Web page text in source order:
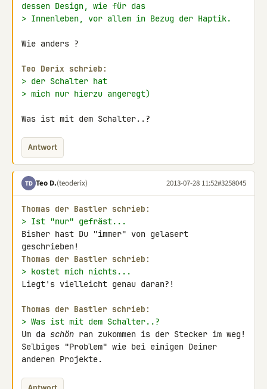
dessen Design, wie für das
> Innenleben, vor allem in Bezug der Haptik.
Wie anders ?
Teo Derix schrieb:
> der Schalter hat
> mich nur hierzu angeregt)
Was ist mit dem Schalter..?
Antwort
TD Teo D.(teoderix) 2013-07-28 11:52#3258045
Thomas der Bastler schrieb:
> Ist "nur" gefräst...
Bisher hast Du "immer" von gelasert
Thomas der Bastler schrieb:
> kostet mich nichts...
Liegt's vielleicht genau daran?!
Thomas der Bastler schrieb:
> Was ist mit dem Schalter..?
Um da schön ran zukommen is der Stecker im weg!
Selbiges "Problem" wie bei einigen Deiner
anderen Projekte.